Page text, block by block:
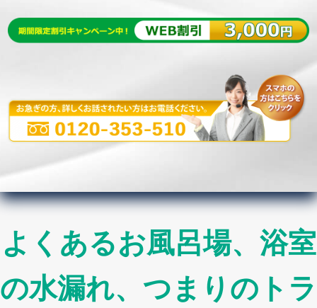
よくあるお風呂場、浴室
の水漏れ、つまりのトラ